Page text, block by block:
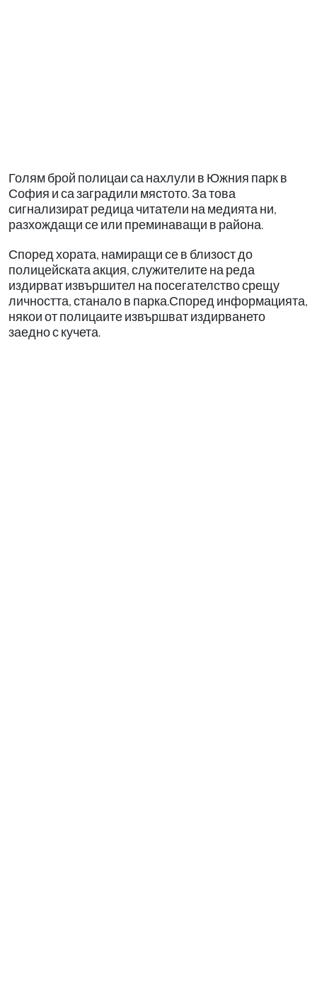
Голям брой полицаи са нахлули в Южния парк в
София и са заградили мястото. За това
сигнализират редица читатели на медията ни,
разхождащи се или преминаващи в района.
Според хората, намиращи се в близост до
полицейската акция, служителите на реда
издирват извършител на посегателство срещу
личността, станало в парка.Според информацията,
някои от полицаите извършват издирването
заедно с кучета.